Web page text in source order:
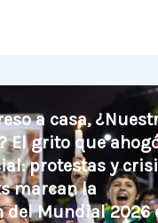
a casa,
El grito que
protestas y
marcan la
Mundial 2026